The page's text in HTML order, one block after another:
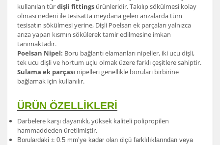
kullanılan türdişli fittings ürünleridir. Takılıp sökülmesi kolay
olması nedeni ile tesisatta meydana gelen arızalarda tüm
tesisatın sökülmesi yerine, Dişli Poelsan ek parçaları yalnızca
arıza yapan kısmın sökülerek tamir edilmesine imkan
tanımaktadır.
Poelsan Nipel: Boru bağlantı elamanları nipeller, iki ucu dişli,
tek ucu dişli ve hortum uçlu olmak üzere farklı çeşitlere sahiptir.
Sulama ek parçası nipelleri genellikle boruları birbirine
bağlamak için kullanılır.
ÜRÜN ÖZELLİKLERİ
Darbelere karşı dayanıklı, yüksek kaliteli polipropilen
hammaddeden üretilmiştir.
Borulardaki ± 0.5 mm’ye kadar olan ölçü farklılıklarından veya